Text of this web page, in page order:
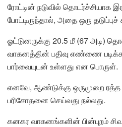
ரோட்டின் நடுவில் தொடர்ச்சியாக
போட்டிருந்தால், அதை ஒரு
ஓட்டுனருக்கு 20.5 மீ (67 அடி)
வாகனத்தின் பதிவு எண்ணை
பார்வையுடன் உள்ளது என பொருள்.
எனவே, ஆண்டுக்கு ஒருமுறை
பரிசோதனை செய்வது நல்லது.
கனகர வாகனங்களின் பின்புறம்